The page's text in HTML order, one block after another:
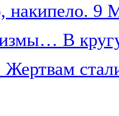
накипело. 9
В
Жертвам